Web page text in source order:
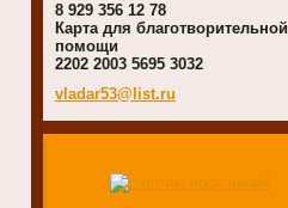
8 929 356 12 78
Карта для благотворительной
помощи
2202 2003 5695 3032
vladar53@list.ru